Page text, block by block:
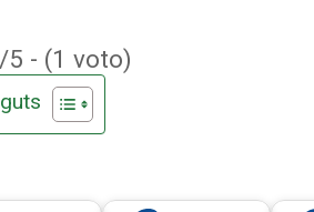
5 - (1 voto)